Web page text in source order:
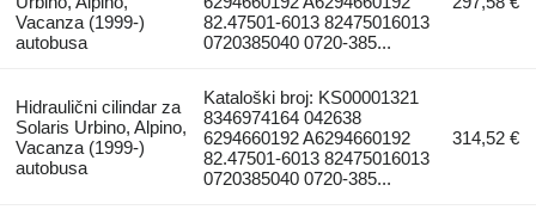
Vacanza (1999-)
autobusa
82.47501-6013 82475016013
0720385040 0720-385...
Hidraulični cilindar za
Solaris Urbino, Alpino,
Vacanza (1999-)
autobusa
Kataloški broj: KS00001321
8346974164 042638
6294660192 A6294660192
82.47501-6013 82475016013
0720385040 0720-385...
314,52 €